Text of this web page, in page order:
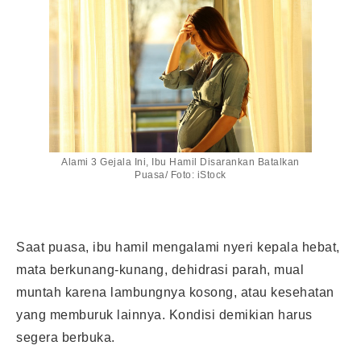
Alami 3 Gejala Ini, Ibu Hamil Disarankan Batalkan
Puasa/ Foto: iStock
Saat puasa, ibu hamil mengalami nyeri kepala hebat,
mata berkunang-kunang, dehidrasi parah, mual
muntah karena lambungnya kosong, atau kesehatan
yang memburuk lainnya. Kondisi demikian harus
segera berbuka.